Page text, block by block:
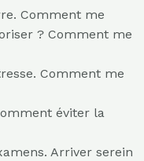
Comment me
? Comment me
Comment me
éviter la
Arriver serein